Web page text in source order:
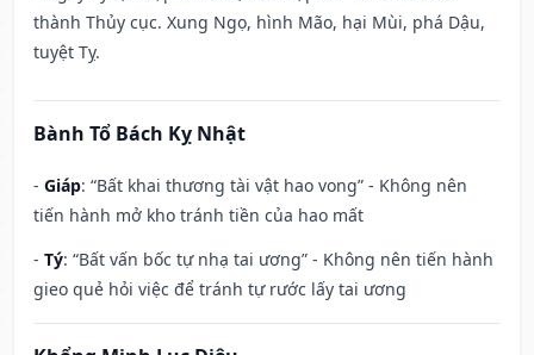
thành Thủy cục. Xung Ngọ, hình Mão, hại Mùi, phá Dậu,
tuyệt Tỵ.
Bành Tổ Bách Kỵ Nhật
- Giáp: “Bất khai thương tài vật hao vong” - Không nên
tiến hành mở kho tránh tiền của hao mất
- Tý: “Bất vấn bốc tự nhạ tai ương” - Không nên tiến hành
gieo quẻ hỏi việc để tránh tự rước lấy tai ương